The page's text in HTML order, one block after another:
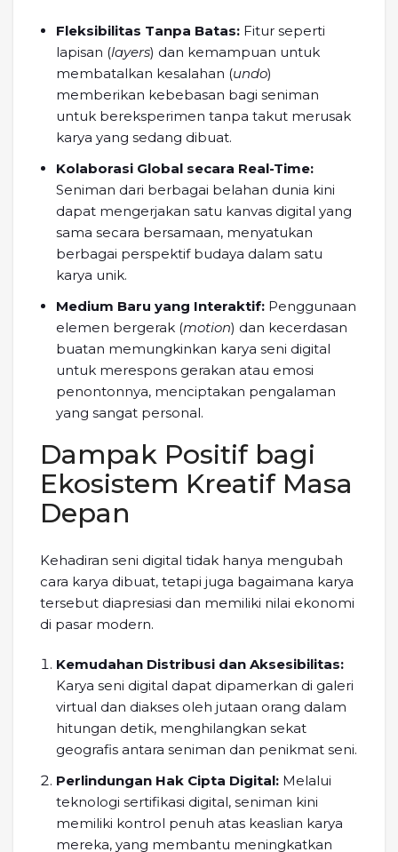
Fleksibilitas Tanpa Batas: Fitur seperti
lapisan (layers) dan kemampuan untuk
membatalkan kesalahan (undo)
memberikan kebebasan bagi seniman
untuk bereksperimen tanpa takut merusak
karya yang sedang dibuat.
Kolaborasi Global secara Real-Time:
Seniman dari berbagai belahan dunia kini
dapat mengerjakan satu kanvas digital yang
sama secara bersamaan, menyatukan
berbagai perspektif budaya dalam satu
karya unik.
Medium Baru yang Interaktif: Penggunaan
elemen bergerak (motion) dan kecerdasan
buatan memungkinkan karya seni digital
untuk merespons gerakan atau emosi
penontonnya, menciptakan pengalaman
yang sangat personal.
Dampak Positif bagi
Ekosistem Kreatif Masa
Depan
Kehadiran seni digital tidak hanya mengubah
cara karya dibuat, tetapi juga bagaimana karya
tersebut diapresiasi dan memiliki nilai ekonomi
di pasar modern.
Kemudahan Distribusi dan Aksesibilitas:
Karya seni digital dapat dipamerkan di galeri
virtual dan diakses oleh jutaan orang dalam
hitungan detik, menghilangkan sekat
geografis antara seniman dan penikmat seni.
Perlindungan Hak Cipta Digital: Melalui
teknologi sertifikasi digital, seniman kini
memiliki kontrol penuh atas keaslian karya
mereka, yang membantu meningkatkan